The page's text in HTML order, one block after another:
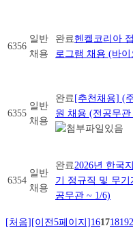
6356
일반
채용
완료 헨켈코리아
로그램 채용 (바
6355
일반
채용
완료 [추천채용] (
원 채용 (전공무관
6354
일반
채용
완료 2026년 한국
기 정규직 및 무
공무관 ~ 1/6)
[처음][이전5페이지]16171819